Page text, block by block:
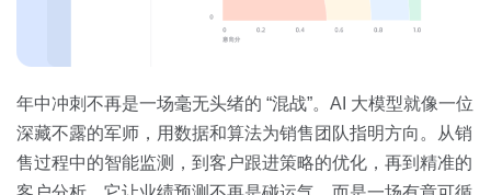
年中冲刺不再是一场毫无头绪的 “混战”。AI 大模型就像一位
深藏不露的军师，用数据和算法为销售团队指明方向。从销
售过程中的智能监测，到客户跟进策略的优化，再到精准的